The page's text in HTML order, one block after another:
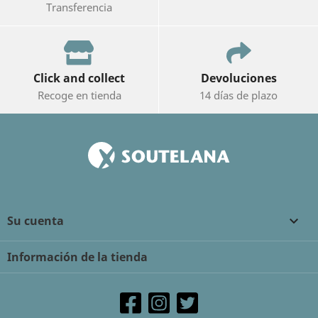
Transferencia
Click and collect
Recoge en tienda
Devoluciones
14 días de plazo
Su cuenta 
Información de la tienda